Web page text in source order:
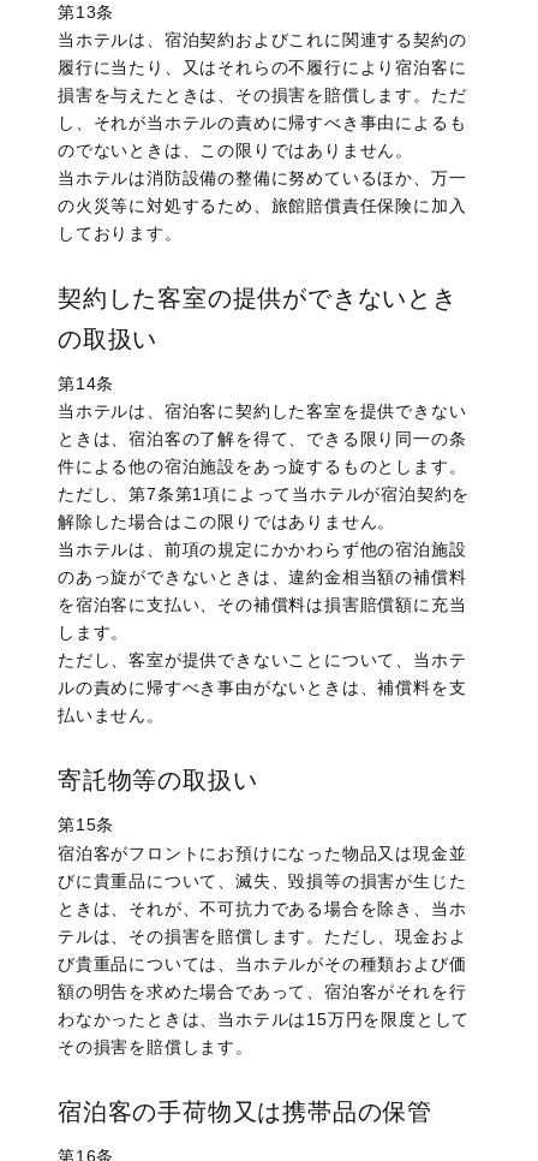
第13条
当ホテルは、宿泊契約およびこれに関連する契約の
履行に当たり、又はそれらの不履行により宿泊客に
損害を与えたときは、その損害を賠償します。ただ
し、それが当ホテルの責めに帰すべき事由によるも
のでないときは、この限りではありません。
当ホテルは消防設備の整備に努めているほか、万一
の火災等に対処するため、旅館賠償責任保険に加入
しております。
契約した客室の提供ができないとき
の取扱い
第14条
当ホテルは、宿泊客に契約した客室を提供できない
ときは、宿泊客の了解を得て、できる限り同一の条
件による他の宿泊施設をあっ旋するものとします。
ただし、第7条第1項によって当ホテルが宿泊契約を
解除した場合はこの限りではありません。
当ホテルは、前項の規定にかかわらず他の宿泊施設
のあっ旋ができないときは、違約金相当額の補償料
を宿泊客に支払い、その補償料は損害賠償額に充当
します。
ただし、客室が提供できないことについて、当ホテ
ルの責めに帰すべき事由がないときは、補償料を支
払いません。
寄託物等の取扱い
第15条
宿泊客がフロントにお預けになった物品又は現金並
びに貴重品について、滅失、毀損等の損害が生じた
ときは、それが、不可抗力である場合を除き、当ホ
テルは、その損害を賠償します。ただし、現金およ
び貴重品については、当ホテルがその種類および価
額の明告を求めた場合であって、宿泊客がそれを行
わなかったときは、当ホテルは15万円を限度として
その損害を賠償します。
宿泊客の手荷物又は携帯品の保管
第16条